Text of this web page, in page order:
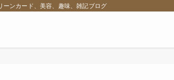
ーンカード、美容、趣味、雑記ブログ